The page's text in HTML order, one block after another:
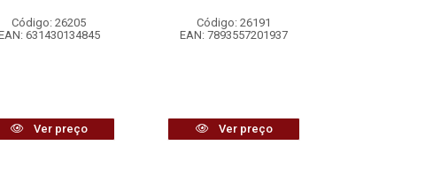
Código: 26205
631430134845
Ver preço
Código: 26191
EAN: 7893557201937
Ver preço